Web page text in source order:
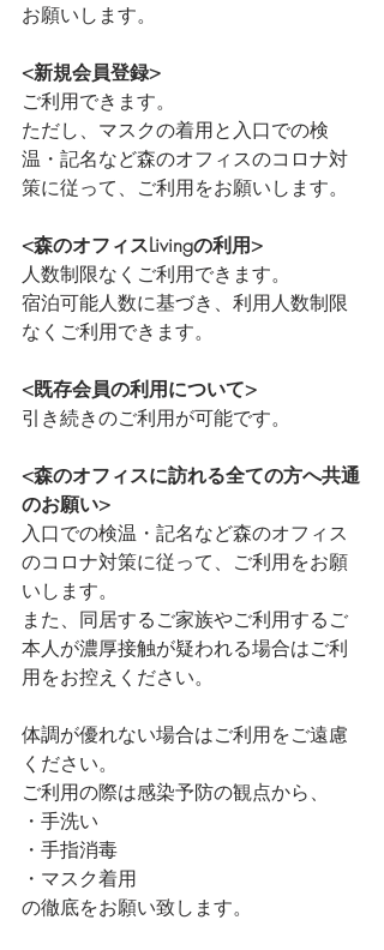
お願いします。
<新規会員登録>
ご利用できます。
ただし、マスクの着用と入口での検
温・記名など森のオフィスのコロナ対
策に従って、ご利用をお願いします。
<森のオフィスLivingの利用>
人数制限なくご利用できます。
宿泊可能人数に基づき、利用人数制限
なくご利用できます。
<既存会員の利用について>
引き続きのご利用が可能です。
<森のオフィスに訪れる全ての方へ共通
のお願い>
入口での検温・記名など森のオフィス
のコロナ対策に従って、ご利用をお願
いします。
また、同居するご家族やご利用するご
本人が濃厚接触が疑われる場合はご利
用をお控えください。
体調が優れない場合はご利用をご遠慮
ください。
ご利用の際は感染予防の観点から、
・手洗い
・手指消毒
・マスク着用
の徹底をお願い致します。